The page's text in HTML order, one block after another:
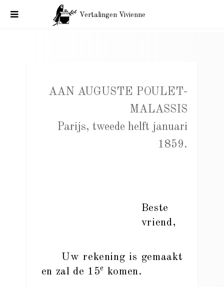
Vertalingen Vivienne
AAN AUGUSTE POULET-
MALASSIS
Parijs, tweede helft januari
1859.
Beste
vriend,
Uw rekening is gemaakt
en zal de 15e komen.